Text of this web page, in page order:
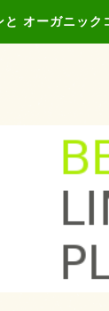
と オーガニッ